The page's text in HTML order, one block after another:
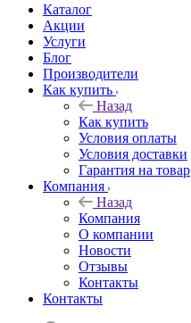
Каталог
Акции
Услуги
Блог
Производители
Как купить
Назад
Как купить
Условия оплаты
Условия доставки
Гарантия на товар
Компания
Назад
Компания
О компании
Новости
Отзывы
Контакты
Контакты